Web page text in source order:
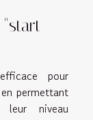
pour
permettant
niveau